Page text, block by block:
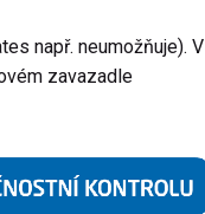
např. neumožňuje). V
zavazadle